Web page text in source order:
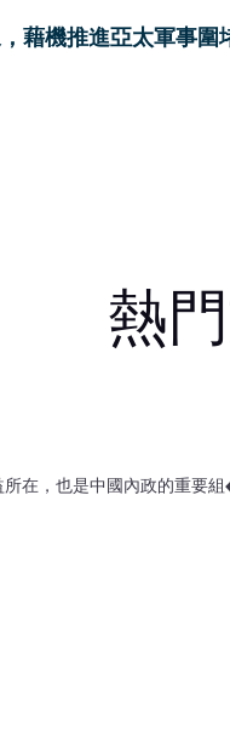
藉機推進亞太軍事圍
熱
所在，也是中國內政的重要